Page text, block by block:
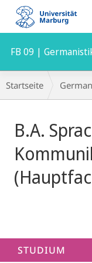
Mobile-
Navigation
FB 09 |
Hauptinhalt
Breadcrumb-
Navigation
Startseite
B.A.
STUDIUM